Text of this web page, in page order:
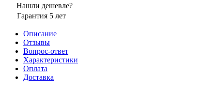
Нашли дешевле?
Гарантия 5 лет
Описание
Отзывы
Вопрос-ответ
Характеристики
Оплата
Доставка